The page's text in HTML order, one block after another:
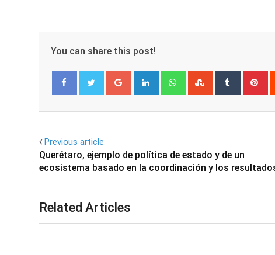
You can share this post!
Google+ LinkedIn WhatsappStumbleUpon
Tumblr
Previous article
Querétaro, ejemplo de política de estado y de un
ecosistema basado en la coordinación y los
Related Articles